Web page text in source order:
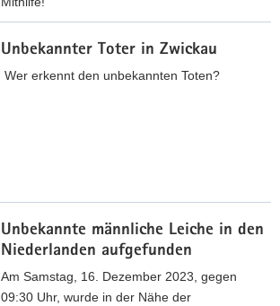
Unbekannter Toter in Zwickau
Wer erkennt den unbekannten Toten?
Unbekannte männliche Leiche in den
Niederlanden aufgefunden
Am Samstag, 16. Dezember 2023, gegen
09:30 Uhr, wurde in der Nähe der